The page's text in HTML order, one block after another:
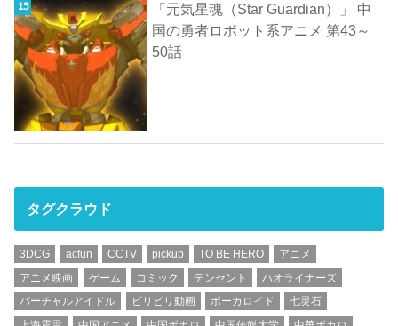
「元気星魂（Star Guardian）」 中
国の勇者ロボット系アニメ 第43～
50話
タグクラウド
3DCG acfun CCTV pickup TO BE HERO
アニメ
アニメ映画
ゲーム コミック テンセント
ハオライナーズ
バーチャルアイドル
ビリビリ動画 ボーカロイド
七灵石